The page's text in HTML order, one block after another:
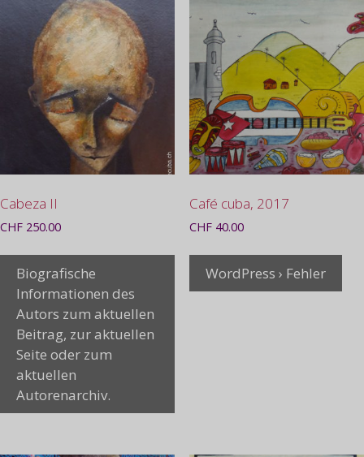
Cabeza II
CHF 250.00
Biografische
Informationen des
Autors zum aktuellen
Beitrag, zur aktuellen
Seite oder zum
aktuellen
Autorenarchiv.
Café cuba, 2017
CHF40.00
WordPress › Fehler